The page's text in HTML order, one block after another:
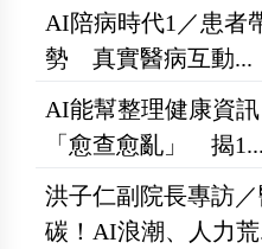
AI陪病時代1／患者
勢 真實醫病互動...
AI能幫整理健康資
「愈查愈亂」 揭1...
洪子仁副院長專訪
碳！AI浪潮、人力荒